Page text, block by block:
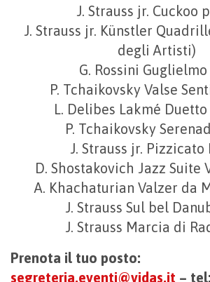
J. Strauss jr. Cuckoo
J. Strauss jr. Künstler
degli Artisti)
G. Rossini
P. Tchaikovsky Valse
L. Delibes Lakmé
P. Tchaikovsky
J. Strauss jr. Pizzicato
D. Shostakovich Jazz Suite
A. Khachaturian Valzer da
J. Strauss Sul bel
J. Strauss Marcia di
Prenota il tuo posto:
segreteria.eventi@vidas.it –